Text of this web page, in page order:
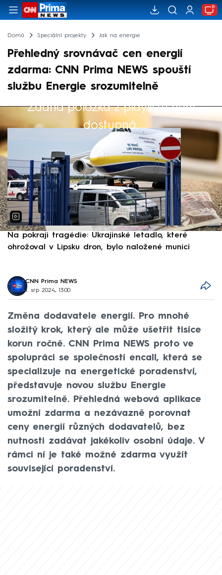
Domů Speciální projekty Jak na energie
Přehledný srovnávač cen energií
zdarma: CNN Prima NEWS spouští
službu Energie srozumitelně
Žádná položka z playlistu není
dostupná.
Výběr redakce
Na pokraji tragédie: Ukrajinské letadlo, které
ohrožoval v Lipsku dron, bylo naložené municí
CNN Prima NEWS
1. srp 2024, 13:00
Změna dodavatele energií. Pro mnohé
složitý krok, který ale může ušetřit tisíce
korun ročně. CNN Prima NEWS proto ve
spolupráci se společností encall, která se
specializuje na energetické poradenství,
představuje novou službu Energie
srozumitelně. Přehledná webová aplikace
umožní zdarma a nezávazně porovnat
ceny energií různých dodavatelů, bez
nutnosti zadávat jakékoliv osobní údaje. V
rámci ní je také možné zdarma využít
související poradenství.